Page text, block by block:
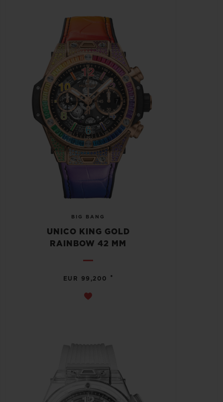
BIG BANG
UNICO KING GOLD
RAINBOW 42 MM
EUR 99,200 •